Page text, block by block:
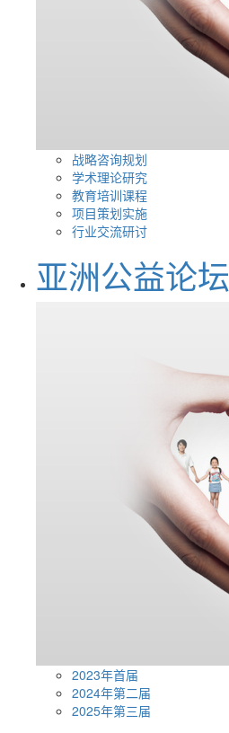
战略咨询规划
学术理论研究
教育培训课程
项目策划实施
行业交流研讨
亚洲公益论坛
2023年首届
2024年第二届
2025年第三届